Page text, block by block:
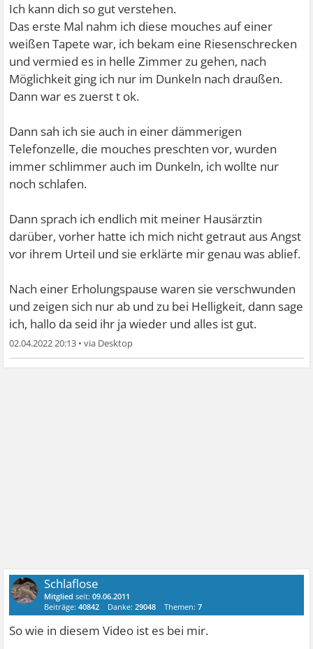
Ich kann dich so gut verstehen.
Das erste Mal nahm ich diese mouches auf einer
weißen Tapete war, ich bekam eine Riesenschrecken
und vermied es in helle Zimmer zu gehen, nach
Möglichkeit ging ich nur im Dunkeln nach draußen.
Dann war es zuerst t ok.
Dann sah ich sie auch in einer dämmerigen
Telefonzelle, die mouches preschten vor, wurden
immer schlimmer auch im Dunkeln, ich wollte nur
noch schlafen.
Dann sprach ich endlich mit meiner Hausärztin
darüber, vorher hatte ich mich nicht getraut aus Angst
vor ihrem Urteil und sie erklärte mir genau was ablief.
Nach einer Erholungspause waren sie verschwunden
und zeigen sich nur ab und zu bei Helligkeit, dann sage
ich, hallo da seid ihr ja wieder und alles ist gut.
02.04.2022 20:13 •
Schlaflose
Mitglied seit:09.06.2011
Beiträge:40842 Danke:29048 Themen:7
So wie in diesem Video ist es bei mir.